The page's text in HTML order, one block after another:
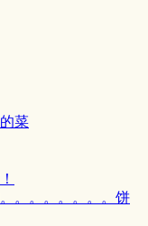
菜
。。。。。。。饼